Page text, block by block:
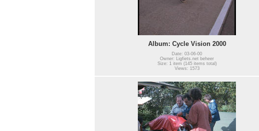
Album: Cycle Vision 2000
Date: 03-06-00
Owner: Ligfiets.net beheer
Size: 1 item (145 items total)
Views: 1573